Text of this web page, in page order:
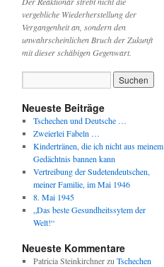
vergebliche Wiederherstellung der
Vergangenheit an, sondern den
unwahrscheinlichen Bruch der Zukunft
mit dieser schäbigen Gegenwart.
Neueste Beiträge
Tschechen und Deutsche …
Zweierlei Fabeln …
Kindertränen, die ich nicht aus meinem
Gedächtnis bannen kann
Vertreibung der Sudetendeutschen,
meiner Familie, im Mai 1946
8. Mai 1945
„Das beste Gesundheitssytem der
Welt!“
Neueste Kommentare
Patricia Steinkirchnerzu Tschechen